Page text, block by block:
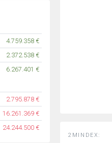
4.759.358 €
2.372.538 €
6.267.401 €
2.795.878 €
16.261.369 €
24.244.500 €
2MINDEX: